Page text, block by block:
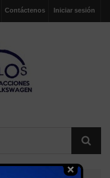
Iniciar sesión
Contáctenos